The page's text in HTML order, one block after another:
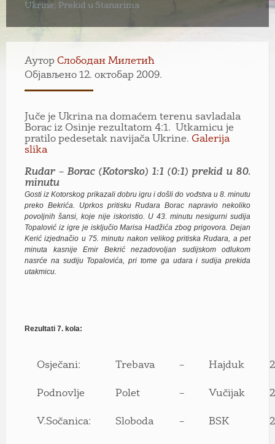
Ukrine; Prekid u Stanarima
Аутор Слободан Милетић
Објављено 12. октобар 2009.
Juče je Ukrina na domaćem terenu savladala
Borac iz Osinje rezultatom 4:1. Utkamicu je
pratilo pedesetak navijača Ukrine. Galerija
slika
Rudar – Borac (Kotorsko) 1:1 (0:1) prekid u 80.
minutu
Gosti iz Kotorskog prikazali dobru igru i došli do vođstva u 8. minutu
preko Bekrića. Uprkos pritisku Rudara Borac napravio nekoliko
povoljnih šansi, koje nije iskoristio. U 43. minutu nesigurni sudija
Topalović iz igre je isključio Marisa Hadžića zbog prigovora. Dejan
Kerić izjednačio u 75. minutu nakon velikog pritiska Rudara, a pet
minuta kasnije Emir Bekrić nezadovoljan sudijskom odlukom
nasrće na sudiju Topalovića, pri tome ga udara i sudija prekida
utakmicu.
Rezultati 7. kola:
Osječani: Trebava – Hajduk 2
Podnovlje Polet – Vučijak 2
V.Sočanica: Sloboda – BSK 2